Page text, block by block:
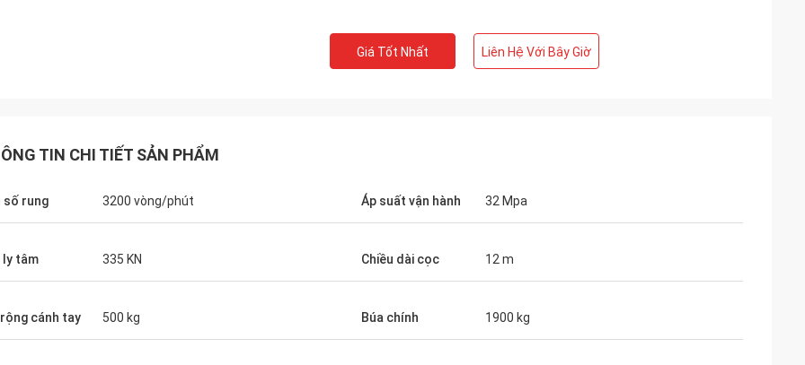
Giá Tốt Nhất Liên Hệ Với Bây Giờ
TIN CHI TIẾT SẢN PHẨM
số rung 3200 vòng/phút Áp suất vận hành 32 Mpa
ly tâm 335 KN Chiều dài cọc 12 m
cánh tay 500 kg Búa chính 1900 kg